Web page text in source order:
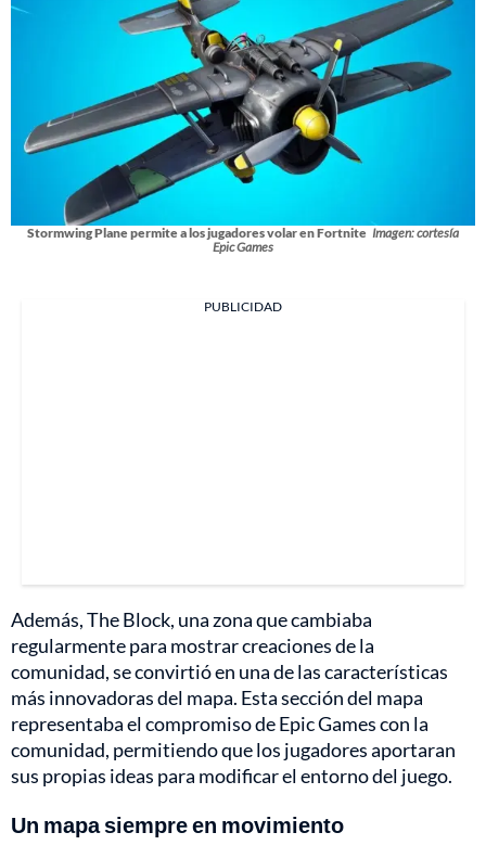
Stormwing Plane permite a los jugadores volar en Fortnite Imagen: cortesía
Epic Games
PUBLICIDAD
Además, The Block, una zona que cambiaba
regularmente para mostrar creaciones de la
comunidad, se convirtió en una de las características
más innovadoras del mapa. Esta sección del mapa
representaba el compromiso de Epic Games con la
comunidad, permitiendo que los jugadores aportaran
sus propias ideas para modificar el entorno del juego.
Un mapa siempre en movimiento